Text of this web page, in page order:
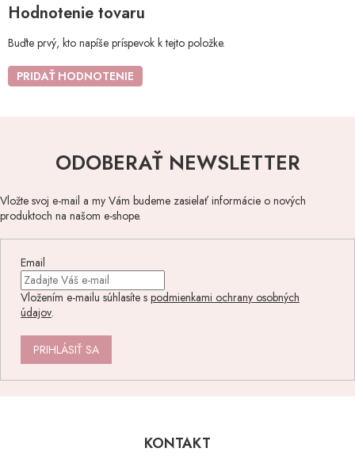
Hodnotenie tovaru
Buďte prvý, kto napíše príspevok k tejto položke.
PRIDAŤ HODNOTENIE
ODOBERAŤ NEWSLETTER
Vložte svoj e-mail a my Vám budeme zasielať informácie o nových
produktoch na našom e-shope.
Email
Vložením e-mailu súhlasíte s podmienkami ochrany osobných
údajov.
PRIHLÁSIŤ SA
KONTAKT